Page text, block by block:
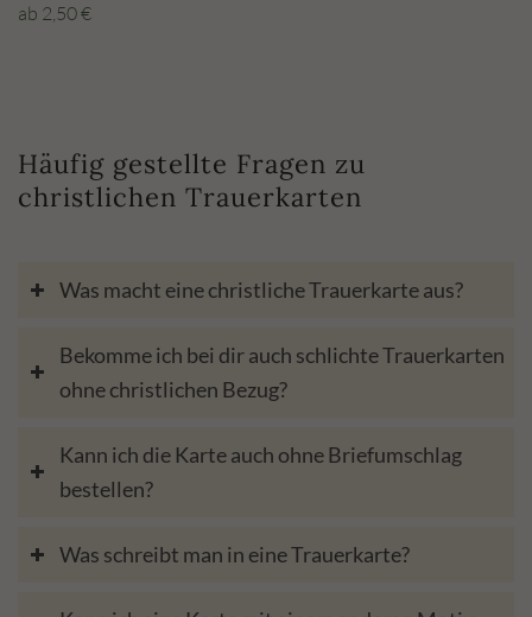
ab 2,50€
Häufig gestellte Fragen zu
christlichen Trauerkarten
Was macht eine christliche Trauerkarte aus?
Bekomme ich bei dir auch schlichte Trauerkarten
ohne christlichen Bezug?
Kann ich die Karte auch ohne Briefumschlag
bestellen?
Was schreibt man in eine Trauerkarte?